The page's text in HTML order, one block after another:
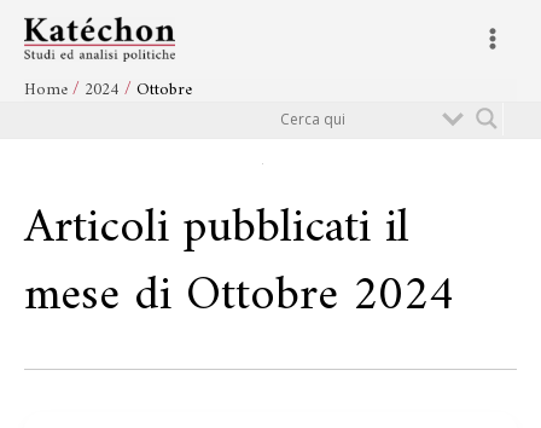
contenuto
Main
Home 2024 Ottobre
Articoli pubblicati il
mese di Ottobre 2024